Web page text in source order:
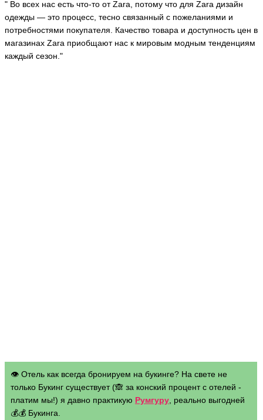
" Во всех нас есть что-то от Zara, потому что для Zara дизайн
одежды — это процесс, тесно связанный с пожеланиями и
потребностями покупателя. Качество товара и доступность цен в
магазинах Zara приобщают нас к мировым модным тенденциям
каждый сезон."
👁 Отель как всегда бронируем на букинге? На свете не
только Букинг существует (🙈 за конский процент с отелей -
платим мы!) я давно практикую Румгуру , реально выгодней
💰💰 Букинга.